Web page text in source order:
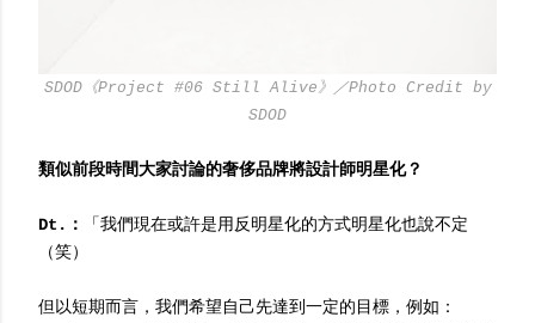
SDOD《Project #06 Still Alive》／Photo Credit by
SDOD
類似前段時間大家討論的奢侈品牌將設計師明星化？
Dt.：
「我們現在或許是用反明星化的方式明星化也說不定
（笑）
但以短期而言，我們希望自己先達到一定的目標，例如：